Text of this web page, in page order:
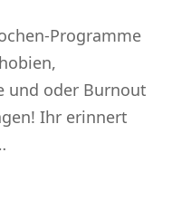
Programme
und oder Burnout
Ihr erinnert